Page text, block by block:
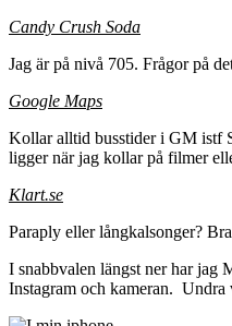
Candy Crush Soda
Jag är på nivå 705. Frågor på
Google Maps
Kollar alltid busstider i GM istf
ligger när jag kollar på filmer
Klart.se
Paraply eller långkalsonger?
I snabbvalen längst ner har jag
Instagram och kameran. Undra